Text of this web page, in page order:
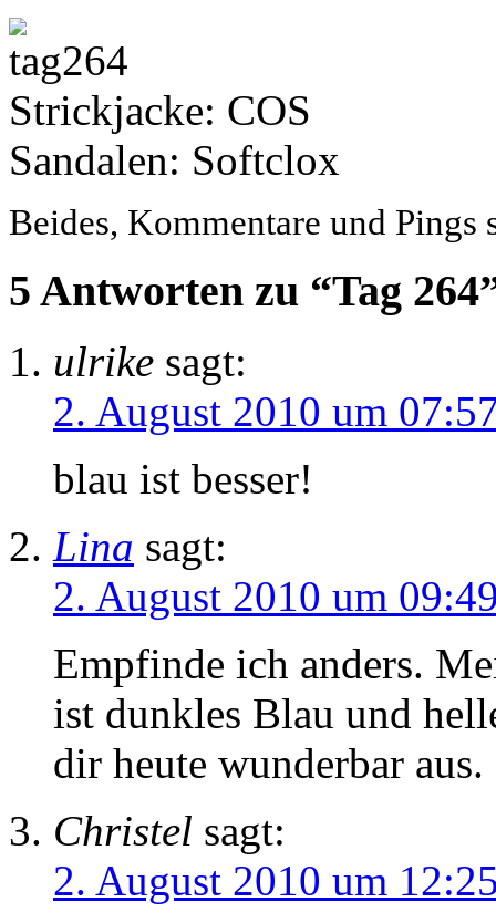
Strickjacke: COS
Sandalen: Softclox
Beides, Kommentare und Pings
5 Antworten zu “Tag
ulrike sagt:
2. August 2010 um
blau ist besser!
Lina sagt:
2. August 2010 um
Empfinde ich anders.
ist dunkles Blau und
dir heute wunderbar aus.
Christel sagt:
2. August 2010 um